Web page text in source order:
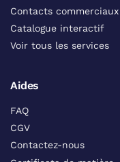
Contacts commerciaux
Catalogue interactif
Voir tous les services
Aides
FAQ
CGV
Contactez-nous